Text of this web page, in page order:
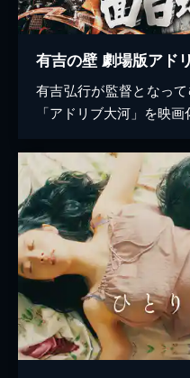
有吉の壁 劇場版アド
有吉弘行が監督となっ
「アドリブ大河」を映画